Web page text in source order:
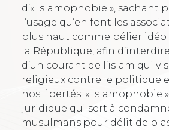
d’« Islamophobie », sachant
l’usage qu’en font les
plus haut comme bélier
la République, afin
d’un courant de l’islam qui
religieux contre le politique
nos libertés. « Islamophobie
juridique qui sert à
musulmans pour délit de